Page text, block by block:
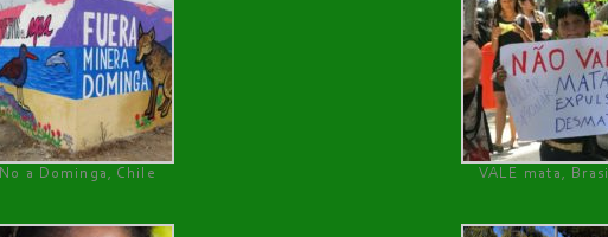
No a Dominga, Chile
VALE mata, Brasil